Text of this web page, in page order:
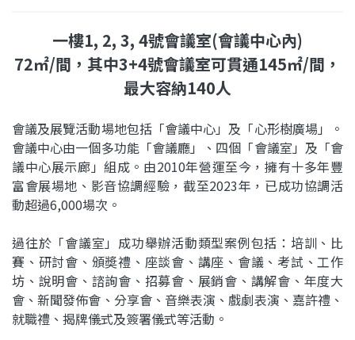
一樓1, 2, 3, 4號會議室(會議中心內)
72㎡/間，其中3+4號會議室可貫通145㎡/間，
最大容納140人
會議及展覽活動場地包括「會議中心」及「心形樹廣場」。
會議中心由一個多功能「會議廳」、四個「會議室」及「會
議中心展示廊」組成。由2010年營運至今，擁有十多年豐
富會展場地、影音協調經驗，截至2023年，已成功協調活
動超過6,000場次。
過往於「會議室」成功舉辦活動類型案例包括：培訓、比
賽、研討會、頒奬禮、座談會、講座、會議、考試、工作
坊、說明會、諮詢會、招募會、展銷會、講解會、年度大
會、新聞發佈會、分享會、音樂表演、戲劇表演、嘉許禮、
就職禮、揭牌儀式及簽署儀式等活動。